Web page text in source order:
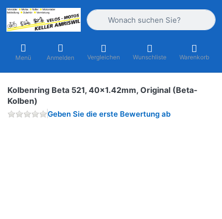
Geben Sie einen Suchbegriff ein.
Menü Anmelden Vergleichen Wunschliste Warenkorb
Kolbenring Beta 521, 40x1.42mm, Original (Beta-
Kolben)
Geben Sie die erste Bewertung ab